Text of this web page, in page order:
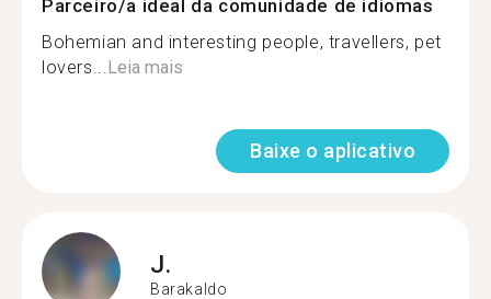
Parceiro/a ideal da comunidade de idiomas
Bohemian and interesting people, travellers, pet
lovers...Leia mais
Baixe o aplicativo
J.
Barakaldo